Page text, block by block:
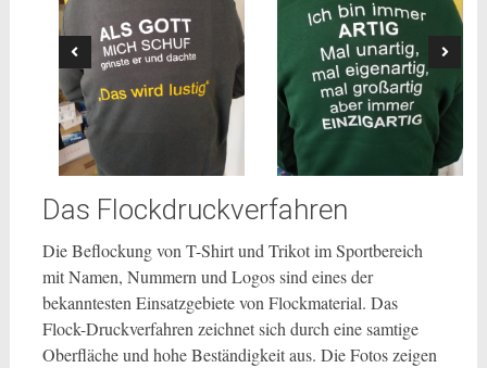
Das Flockdruckverfahren
Die Beflockung von T-Shirt und Trikot im Sportbereich
mit Namen, Nummern und Logos sind eines der
bekanntesten Einsatzgebiete von Flockmaterial. Das
Flock-Druckverfahren zeichnet sich durch eine samtige
Oberfläche und hohe Beständigkeit aus. Die Fotos zeigen